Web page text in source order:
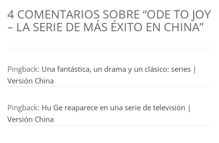
4 COMENTARIOS SOBRE “ODE TO JOY
– LA SERIE DE MÁS ÉXITO EN CHINA”
Pingback: Una fantástica, un drama y un clásico: series |
Versión China
Pingback: Hu Ge reaparece en una serie de televisión |
Versión China